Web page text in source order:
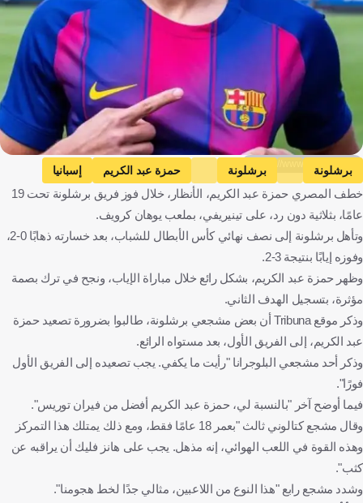
https://www.sport.es/es/
برشلونة برشلونة حمزة عبد الكريم
إسبانيا
مصر
كرة قدم
خطف المصري حمزة عبد الكريم، الأنظار، خلال فوز فريق برشلونة تحت 19
عامًا، بثلاثية دون رد، على تينيريفي، بملعب يوهان كرويف.
وتأهل برشلونة إلى نصف نهائي كأس الأبطال للشباب، بعد خسارته ذهابًا 0-2،
وفوزه إيابًا بنتيجة 3-2.
وظهر حمزة عبد الكريم، بشكل رائع خلال مباراة الإياب، ونجح في ترك بصمة
مؤثرة، بتسجيل الهدف الثاني.
وذكر موقع Tribuna أن بعض مشجعي برشلونة، طالبوا بضرورة تصعيد حمزة
عبد الكريم، إلى الفريق الأول، بعد مستواه الرائع.
وذكر أحد مشجعي البلوجرانا "رأيت ما يكفي. يجب تصعيده إلى الفريق الأول
فورًا".
فيما أوضح آخر "بالنسبة لي، حمزة عبد الكريم أفضل من فيران توريس".
وقال مشجع كتالوني ثالث "بعمر 18 عامًا فقط، ومع ذلك يمتلك هذا التمركز
وهذه القوة في اللعب الهوائي، إنه مذهل. يجب على هانز فليك أن يراقبه عن
كثب".
وشدد مشجع رابع "هذا النوع من اللاعبين، مثالي جدًا لخط هجومنا".